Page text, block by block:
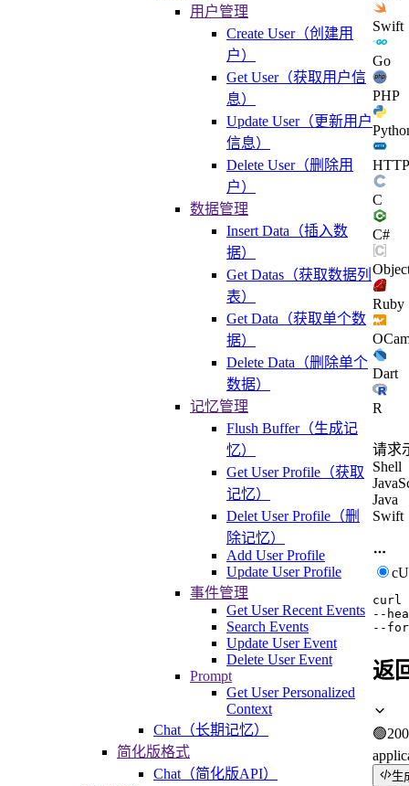
用户管理
Create User（创建用
户）
Get User（获取用户信
息）
Update User（更新用户
信息）
Delete User（删除用
户）
数据管理
Insert Data（插入数
据）
Get Datas（获取数据列
表）
Get Data（获取单个数
据）
Delete Data（删除单个
数据）
记忆管理
Flush Buffer（生成记
忆）
Get User Profile（获取
记忆）
Delet User Profile（删
除记忆）
Add User Profile
Update User Profile
事件管理
Get User Recent Events
Search Events
Update User Event
Delete User Event
Prompt
Get User Personalized
Context
Chat（长期记忆）
简化版格式
Chat（简化版API）
Swift
Go
PHP
HTTP
C
C#
Ruby
Dart
R
请求
Shell
Java
Swift
curl
--
--
返
🟢200
生